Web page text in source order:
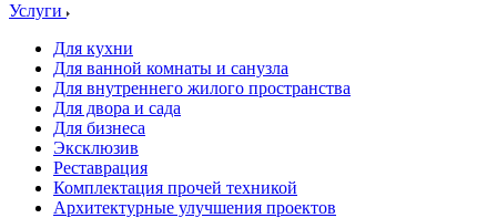
Услуги
Для кухни
Для ванной комнаты и санузла
Для внутреннего жилого пространства
Для двора и сада
Для бизнеса
Эксклюзив
Реставрация
Комплектация прочей техникой
Архитектурные улучшения проектов